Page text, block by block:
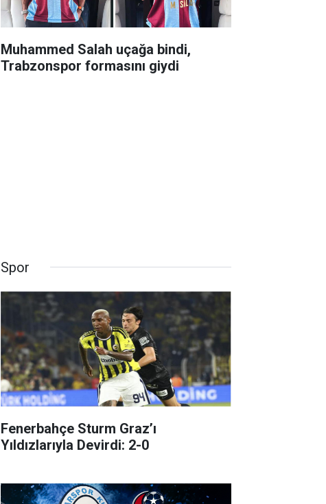
Muhammed Salah uçağa bindi,
Trabzonspor formasını giydi
Spor
Fenerbahçe Sturm Graz’ı
Yıldızlarıyla Devirdi: 2-0